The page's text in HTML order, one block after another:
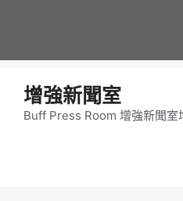
增強新聞室
Buff Press Room 增強新聞室